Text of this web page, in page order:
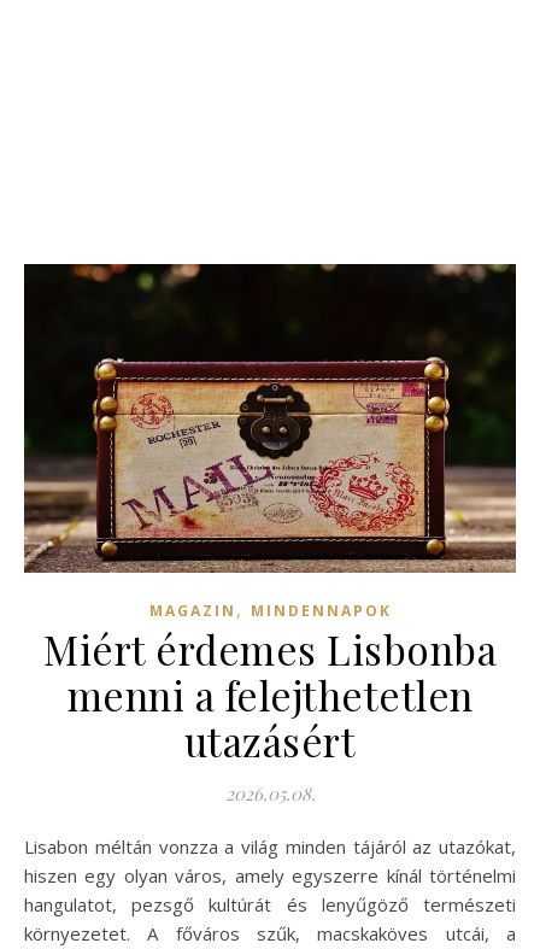
MAGAZIN , MINDENNAPOK
Miért érdemes Lisbonba
menni a felejthetetlen
utazásért
2026.05.08.
Lisabon méltán vonzza a világ minden tájáról az utazókat,
hiszen egy olyan város, amely egyszerre kínál történelmi
hangulatot, pezsgő kultúrát és lenyűgöző természeti
környezetet. A főváros szűk, macskaköves utcái, a